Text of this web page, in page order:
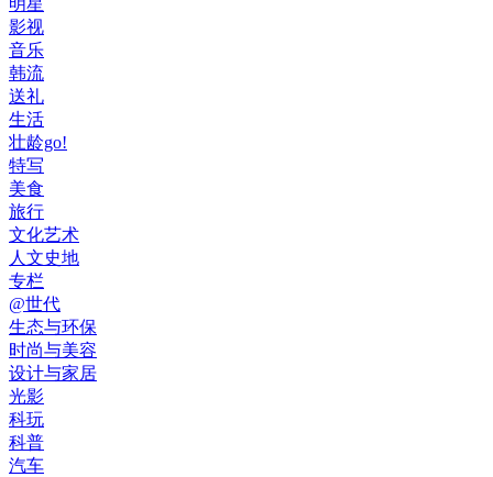
明星
影视
音乐
韩流
送礼
生活
壮龄go!
特写
美食
旅行
文化艺术
人文史地
专栏
@世代
生态与环保
时尚与美容
设计与家居
光影
科玩
科普
汽车